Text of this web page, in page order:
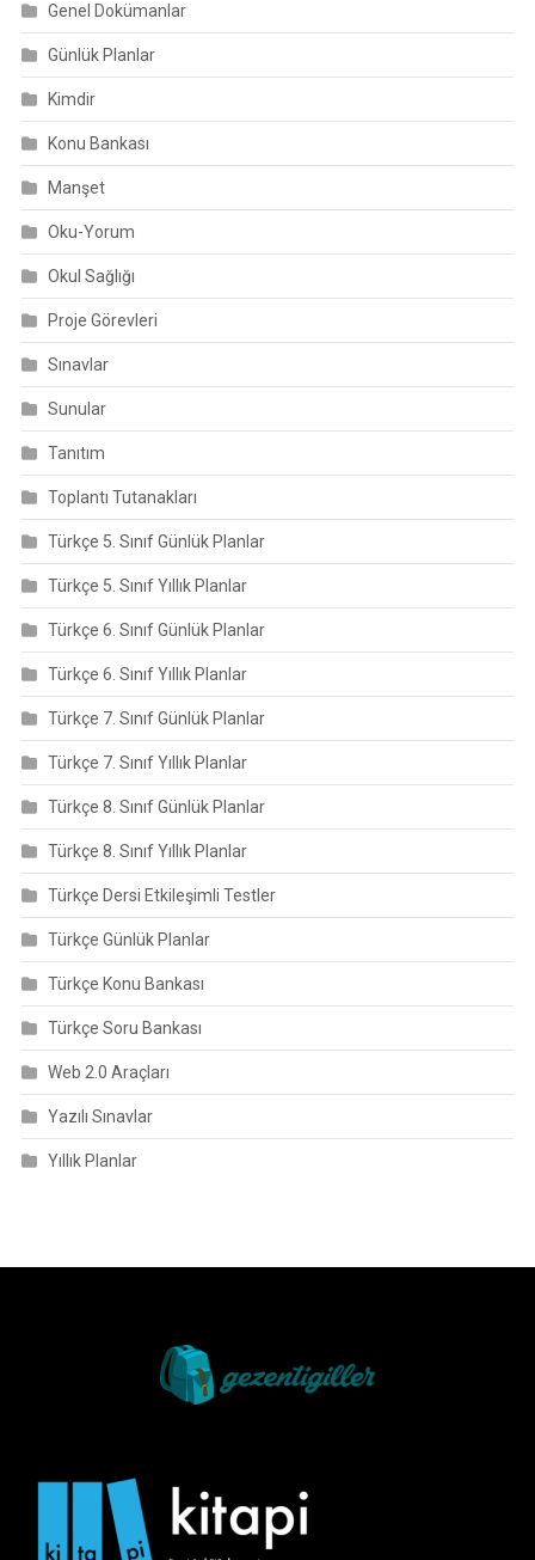
Genel Dokümanlar
Günlük Planlar
Kimdir
Konu Bankası
Manşet
Oku-Yorum
Okul Sağlığı
Proje Görevleri
Sınavlar
Sunular
Tanıtım
Toplantı Tutanakları
Türkçe 5. Sınıf Günlük Planlar
Türkçe 5. Sınıf Yıllık Planlar
Türkçe 6. Sınıf Günlük Planlar
Türkçe 6. Sınıf Yıllık Planlar
Türkçe 7. Sınıf Günlük Planlar
Türkçe 7. Sınıf Yıllık Planlar
Türkçe 8. Sınıf Günlük Planlar
Türkçe 8. Sınıf Yıllık Planlar
Türkçe Dersi Etkileşimli Testler
Türkçe Günlük Planlar
Türkçe Konu Bankası
Türkçe Soru Bankası
Web 2.0 Araçları
Yazılı Sınavlar
Yıllık Planlar